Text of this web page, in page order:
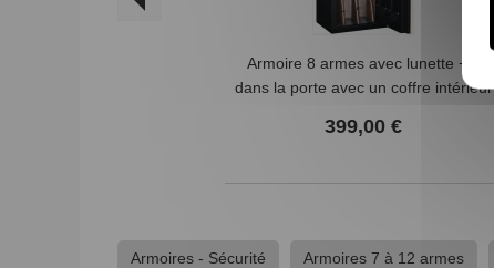
Armoire 8 armes avec lunette + 2
dans la porte avec un coffre intérieur
399,00 €
Armoires - Sécurité Armoires 7 à 12 armes